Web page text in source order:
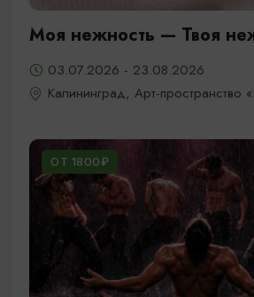
Моя нежность — Твоя
03.07.2026 - 23.08.2026
Калининград, Арт-пространство
ОТ 1800₽